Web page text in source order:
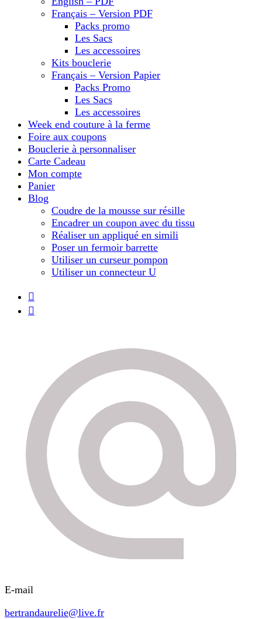
Français – Version PDF
Packs promo
Les Sacs
Les accessoires
Kits bouclerie
Français – Version Papier
Packs Promo
Les Sacs
Les accessoires
Week end couture à la ferme
Foire aux coupons
Bouclerie à personnaliser
Carte Cadeau
Mon compte
Panier
Blog
Coudre de la mousse sur résille
Encadrer un coupon avec du tissu
Réaliser un appliqué en simili
Poser un fermoir barrette
Utiliser un curseur pompon
Utiliser un connecteur U
E-mail
bertrandaurelie@live.fr